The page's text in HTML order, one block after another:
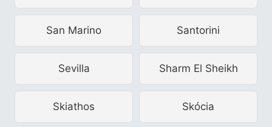
San Marino Santorini
Sevilla Sharm El Sheikh
Skiathos Skócia